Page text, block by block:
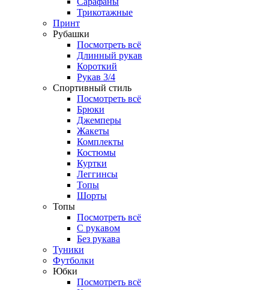
Трикотажные
Принт
Рубашки
Посмотреть всё
Длинный рукав
Короткий
Рукав 3/4
Спортивный стиль
Посмотреть всё
Брюки
Джемперы
Жакеты
Комплекты
Костюмы
Куртки
Леггинсы
Топы
Шорты
Топы
Посмотреть всё
C рукавом
Без рукава
Туники
Футболки
Юбки
Посмотреть всё